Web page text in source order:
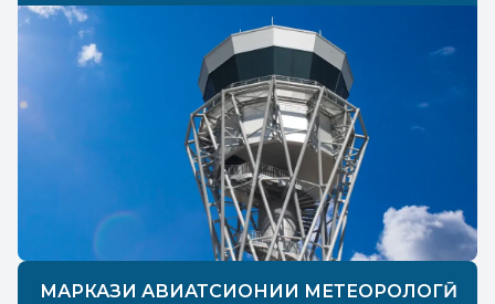
МАРКАЗИ АВИАТСИОНИИ МЕТЕОРОЛОГӢ